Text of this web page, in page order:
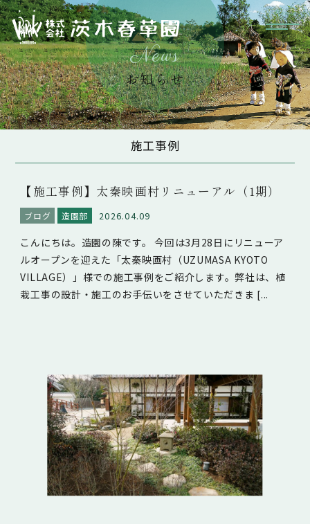
Menu
News
お知らせ
施工事例
【施工事例】太秦映画村リニューアル（1期）
ブログ 造園部 2026.04.09
こんにちは。造園の陳です。 今回は3月28日にリニューア
ルオープンを迎えた「太秦映画村（UZUMASA KYOTO
VILLAGE）」様での施工事例をご紹介します。弊社は、植
栽工事の設計・施工のお手伝いをさせていただきま [...